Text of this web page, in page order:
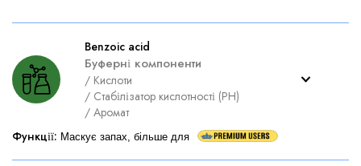
Benzoic acid
Буферні компоненти
/ Кислоти
/ Стабілізатор кислотності (PH)
/ Аромат
Функції: Маскує запах, більше для